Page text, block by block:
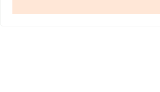
antigüedad desde la constitución es de 16